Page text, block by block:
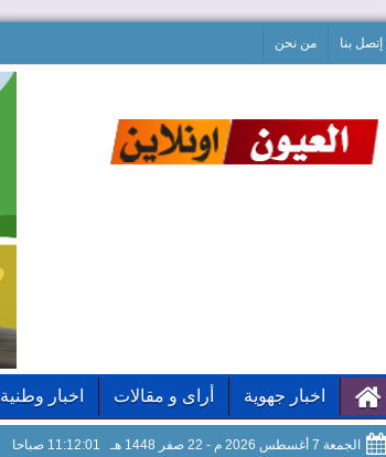
إتصل بنا من نحن
اخبار جهوية أراى و مقالات اخبار وطنية
الجمعة 7 أغسطس 2026 م - 22 صفر 1448 هـ 11:12:02 صباحا